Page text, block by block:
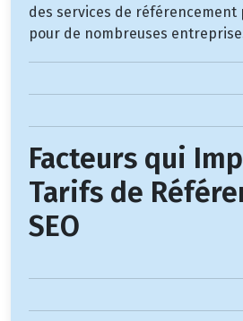
des services de référencement
pour de nombreuses
Facteurs qui
Tarifs de
SEO